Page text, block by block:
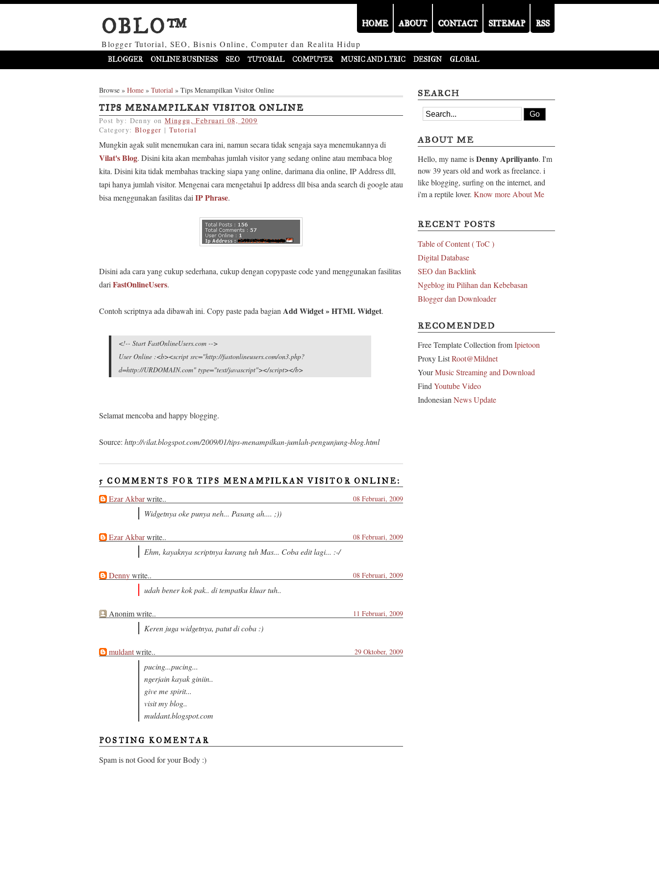
HOME ABOUT CONTACT SITEMAP RSS
OBLO™
Blogger Tutorial, SEO, Bisnis Online, Computer dan Realita Hidup
BLOGGER ONLINE BUSINESS SEO TUTORIAL COMPUTER MUSIC AND LYRIC DESIGN GLOBAL
Browse » Home » Tutorial » Tips Menampilkan Visitor Online
TIPS MENAMPILKAN VISITOR ONLINE
Post by: Denny onMinggu, Februari 08, 2009
Category:Blogger |Tutorial
Mungkin agak sulit menemukan cara ini, namun secara tidak sengaja saya menemukannya di
Vilat's Blog. Disini kita akan membahas jumlah visitor yang sedang online atau membaca blog
kita. Disini kita tidak membahas tracking siapa yang online, darimana dia online, IP Address dll,
tapi hanya jumlah visitor. Mengenai cara mengetahui Ip address dll bisa anda search di google atau
bisa menggunakan fasilitas dai IP Phrase.
Disini ada cara yang cukup sederhana, cukup dengan copypaste code yand menggunakan fasilitas
dari FastOnlineUsers.
Contoh scriptnya ada dibawah ini. Copy paste pada bagian Add Widget » HTML Widget.
<!-- Start FastOnlineUsers.com -->
User Online :<b><script src="http://fastonlineusers.com/on3.php?
d=http://URDOMAIN.com" type="text/javascript"></script></b>
Selamat mencoba and happy blogging.
Source: http://vilat.blogspot.com/2009/01/tips-menampilkan-jumlah-pengunjung-blog.html
5 COMMENTS FOR TIPS MENAMPILKAN VISITOR ONLINE:
Ezar Akbarwrite.. 08 Februari, 2009
Widgetnya oke punya neh... Pasang ah.... ;))
Ezar Akbarwrite.. 08 Februari, 2009
Ehm, kayaknya scriptnya kurang tuh Mas... Coba edit lagi... :-/
Dennywrite.. 08 Februari, 2009
udah bener kok pak.. di tempatku kluar tuh..
Anonim write.. 11 Februari, 2009
Keren juga widgetnya, patut di coba :)
muldantwrite.. 29 Oktober, 2009
pucing...pucing...
ngerjain kayak giniin..
give me spirit...
visit my blog..
muldant.blogspot.com
POSTING KOMENTAR
Spam is not Good for your Body :)
SEARCH
ABOUT ME
Hello, my name isDenny Apriliyanto. I'm
now 39 years old and work as freelance. i
like blogging, surfing on the internet, and
i'm a reptile lover. Know more About Me
RECENT POSTS
Table of Content ( ToC )
Digital Database
SEO dan Backlink
Ngeblog itu Pilihan dan Kebebasan
Blogger dan Downloader
RECOMENDED
Free Template Collection fromIpietoon
Proxy ListRoot@Mildnet
YourMusic Streaming and Download
Find Youtube Video
Indonesian News Update